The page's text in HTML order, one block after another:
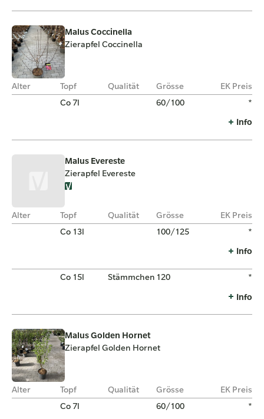
Malus Coccinella
Zierapfel Coccinella
Alter Topf Qualität Grösse
EK Preis
Co 7l
60/100 *
Info
Malus Evereste
Zierapfel Evereste
Alter Topf Qualität Grösse
EK Preis
Co 13l
100/125 *
Info
Co 15l Stämmchen 120 *
Info
Malus Golden Hornet
Zierapfel Golden Hornet
Alter Topf Qualität Grösse
EK Preis
Co 7l
60/100 *